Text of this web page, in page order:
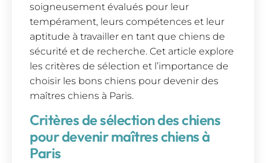
soigneusement évalués pour leur
tempérament, leurs compétences et leur
aptitude à travailler en tant que chiens de
sécurité et de recherche. Cet article explore
les critères de sélection et l’importance de
choisir les bons chiens pour devenir des
maîtres chiens à Paris.
Critères de sélection des chiens
pour devenir maîtres chiens à
Paris